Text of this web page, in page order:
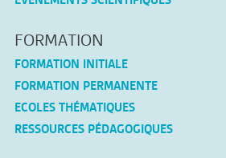
FORMATION
FORMATION INITIALE
FORMATION PERMANENTE
ECOLES THÉMATIQUES
RESSOURCES PÉDAGOGIQUES